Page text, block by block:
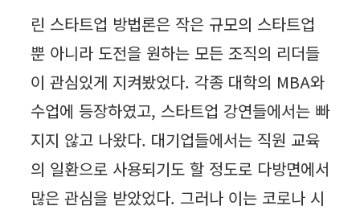
린 스타트업 방법론은 작은 규모의 스타트업
뿐 아니라 도전을 원하는 모든 조직의 리더들
이 관심있게 지켜봤었다. 각종 대학의 MBA와
수업에 등장하였고, 스타트업 강연들에서는 빠
지지 않고 나왔다. 대기업들에서는 직원 교육
의 일환으로 사용되기도 할 정도로 다방면에서
많은 관심을 받았었다. 그러나 이는 코로나 시